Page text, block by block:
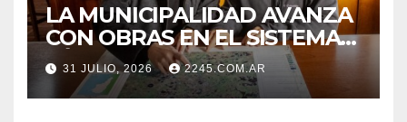
LA MUNICIPALIDAD AVANZA
CON OBRAS EN EL SISTEMA
HÍDRICO DE DOLORES
31 JULIO, 2026 2245.COM.AR